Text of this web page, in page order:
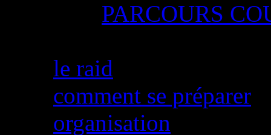
PARCOURS
le raid
comment se préparer
organisation